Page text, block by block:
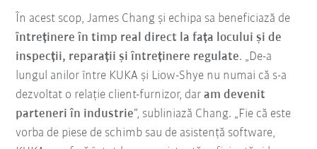
În acest scop, James Chang și echipa sa beneficiază de
întreținere în timp real direct la fața locului și de
inspecții, reparații și întreținere regulate. „De-a
lungul anilor între KUKA și Liow-Shye nu numai că s-a
dezvoltat o relație client-furnizor, daram devenit
parteneri în industrie”, subliniază Chang. „Fie că este
vorba de piese de schimb sau de asistență software,